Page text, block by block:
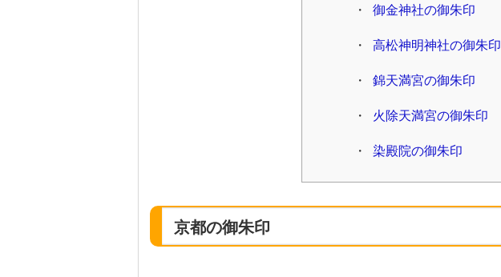
御金神社の御朱印
高松神明神社の御朱印
錦天満宮の御朱印
火除天満宮の御朱印
染殿院の御朱印
京都の御朱印